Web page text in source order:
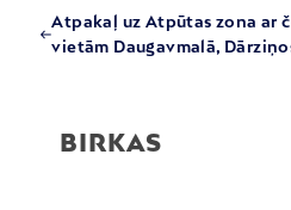
Atpakaļ uz Atpūtas zona ar
vietām Daugavmalā,
BIRKAS